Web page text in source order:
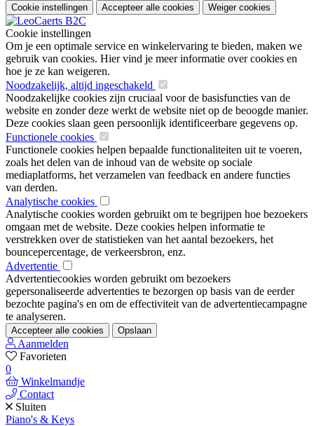
Cookie instellingen Accepteer alle cookies Weiger cookies
Cookie instellingen
Om je een optimale service en winkelervaring te bieden, maken we
gebruik van cookies. Hier vind je meer informatie over cookies en
hoe je ze kan weigeren.
Noodzakelijk, altijd ingeschakeld
Noodzakelijke cookies zijn cruciaal voor de basisfuncties van de
website en zonder deze werkt de website niet op de beoogde manier.
Deze cookies slaan geen persoonlijk identificeerbare gegevens op.
Functionele cookies
Functionele cookies helpen bepaalde functionaliteiten uit te voeren,
zoals het delen van de inhoud van de website op sociale
mediaplatforms, het verzamelen van feedback en andere functies
van derden.
Analytische cookies
Analytische cookies worden gebruikt om te begrijpen hoe bezoekers
omgaan met de website. Deze cookies helpen informatie te
verstrekken over de statistieken van het aantal bezoekers, het
bouncepercentage, de verkeersbron, enz.
Advertentie
Advertentiecookies worden gebruikt om bezoekers
gepersonaliseerde advertenties te bezorgen op basis van de eerder
bezochte pagina's en om de effectiviteit van de advertentiecampagne
te analyseren.
Accepteer alle cookies Opslaan
Aanmelden
Favorieten
0
Winkelmandje
Contact
Sluiten
Piano's & Keys